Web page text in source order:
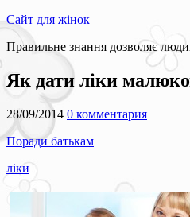
Сайт для жінок
Правильне знання дозволяє
Як дати ліки
28/09/2014 0 комментария
Поради батькам
ліки